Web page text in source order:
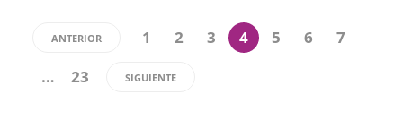
ANTERIOR 1 2 3 4 5 6
7
…
23 SIGUIENTE